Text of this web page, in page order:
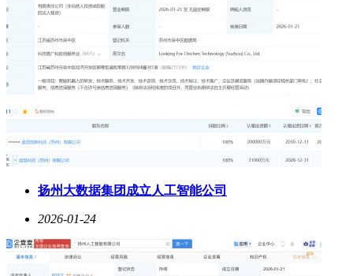
扬州大数据集团成立人工智能公司
2026-01-24